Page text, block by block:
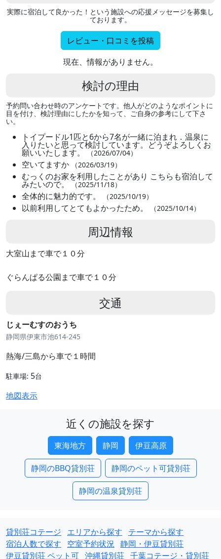
実際に宿泊して良かった！という施設への応援メッセージを募集し
ております。
レビュー・口コミを投稿
現在、情報がありません。
検討の理由
予約問い合わせ時のアンケートです。他人がどのようなポイントに
目を付け、検討理由にしたかを知って、ご自身の参考にして下さ
い。
トイプードル1匹と6から7名が一緒に泊まれ．温泉に
入りたいと思って検討しています。どうぞよろしくお
願いいたします。 （2026/07/04）
空いてますか （2026/03/19）
むっくのお家を利用したことがあり こちらも宿泊して
みたいので。 （2025/11/18）
全体的に魅力的です。 （2025/10/19）
以前利用してとてもよかったため。 （2025/10/14）
周辺情報
大室山まで車で１０分
ぐらんぱる公園まで車で１０分
交通
じぇーむすのおうち
静岡県伊東市池614-245
熱海/三島から車で１時間
駐車場: 5台
地図表示
近くの施設を探す
東海地方 静岡 伊豆高原
静岡のBBQ貸別荘 静岡のペット可貸別荘
静岡の温泉貸別荘
貸別荘コテージ エリアから探す
テーマから探す
宿泊人数で探す
空室予約状況 静岡・伊豆貸別荘
伊豆貸別荘 ペット可 沖縄貸別荘 千葉コテージ・貸別荘